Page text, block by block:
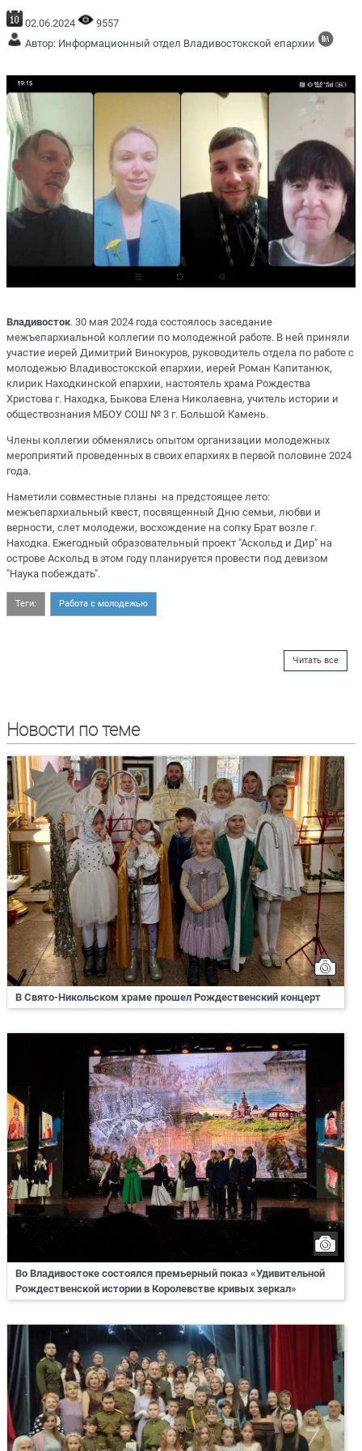
02.06.2024
9557
Автор: Информационный отдел Владивостокской епархии
Владивосток. 30 мая 2024 года состоялось заседание
межъепархиальной коллегии по молодежной работе. В ней приняли
участие иерей Димитрий Винокуров, руководитель отдела по работе с
молодежью Владивостокской епархии, иерей Роман Капитанюк,
клирик Находкинской епархии, настоятель храма Рождества
Христова г. Находка, Быкова Елена Николаевна, учитель истории и
обществознания МБОУ СОШ № 3 г. Большой Камень.
Члены коллегии обменялись опытом организации молодежных
мероприятий проведенных в своих епархиях в первой половине 2024
года.
Наметили совместные планы на предстоящее лето:
межъепархиальный квест, посвященный Дню семьи, любви и
верности, слет молодежи, восхождение на сопку Брат возле г.
Находка. Ежегодный образовательный проект "Аскольд и Дир" на
острове Аскольд в этом году планируется провести под девизом
"Наука побеждать".
Теги: Работа с молодежью
Читать все
Новости по теме
В Свято-Никольском храме прошел Рождественский концерт
Во Владивостоке состоялся премьерный показ «Удивительной
Рождественской истории в Королевстве кривых зеркал»